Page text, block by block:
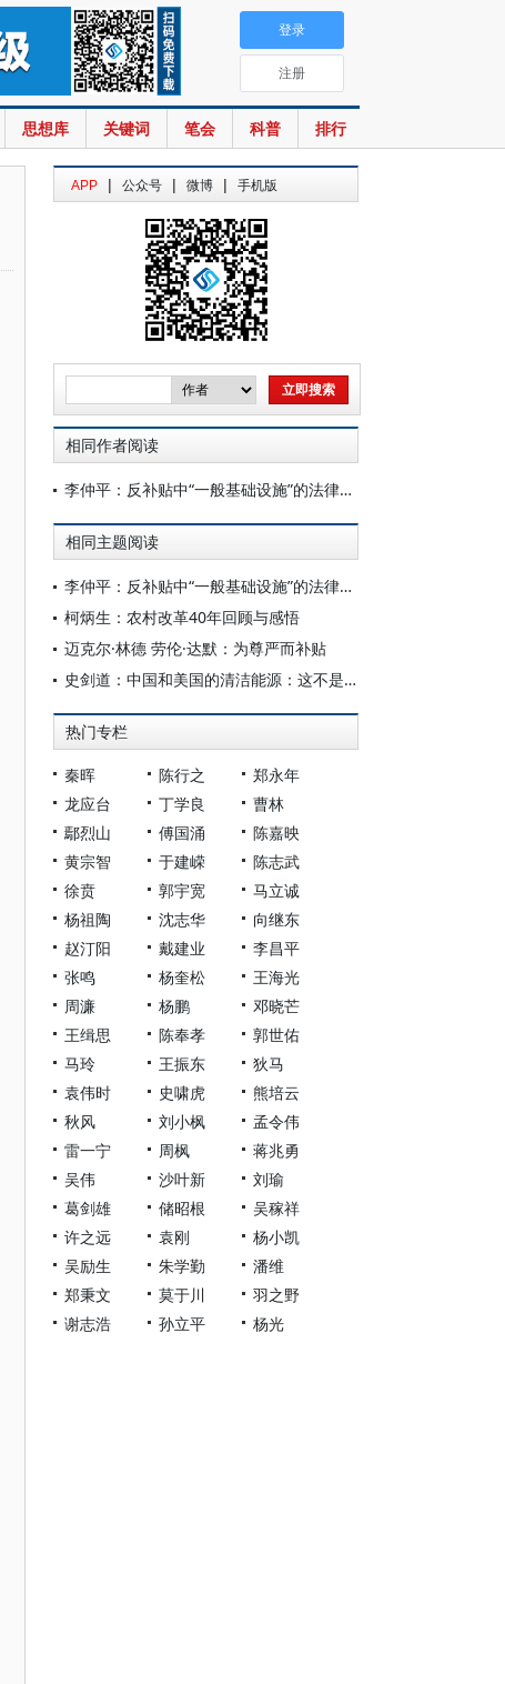
思想库 关键词 笔会 科普 排行
登录
注册
APP | 公众号 | 微博 | 手机版
相同作者阅读
李仲平：反补贴中“一般基础设施”的法律判断标准探析——基于公共物品理论的视角
相同主题阅读
李仲平：反补贴中“一般基础设施”的法律判断标准探析——基于公共物品理论的视角
柯炳生：农村改革40年回顾与感悟
迈克尔·林德 劳伦·达默：为尊严而补贴
史剑道：中国和美国的清洁能源：这不是美国应该投入的地方
热门专栏
秦晖 陈行之
郑永年
龙应台
丁学良
曹林
鄢烈山
傅国涌
陈嘉映
黄宗智
于建嵘
陈志武
徐贲
郭宇宽
马立诚
杨祖陶
沈志华
向继东
赵汀阳
戴建业
李昌平
张鸣
杨奎松
王海光
周濂
杨鹏
邓晓芒
王缉思
陈奉孝
郭世佑
马玲
王振东
狄马
袁伟时
史啸虎
熊培云
秋风
刘小枫
孟令伟
雷一宁
周枫
蒋兆勇
吴伟
沙叶新
刘瑜
葛剑雄
储昭根
吴稼祥
许之远
袁刚
杨小凯
吴励生
朱学勤
潘维
郑秉文
莫于川
羽之野
谢志浩
孙立平 杨光